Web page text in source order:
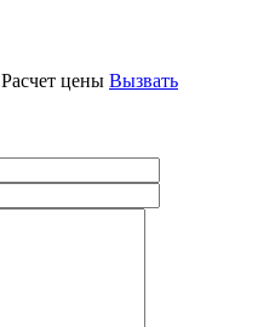
Расчет цены Вызвать